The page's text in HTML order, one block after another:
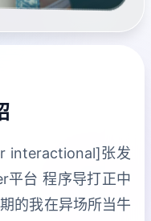
interactional]张发
平台 程序导打正中
的我在异场所当牛